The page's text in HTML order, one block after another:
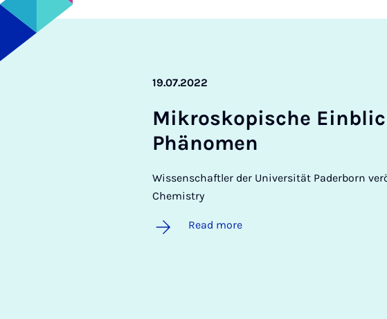
19.07.2022
Mik­roskopis­che
Phäno­men
Wissenschaftler der Universität Paderborn
Chemistry
Read more